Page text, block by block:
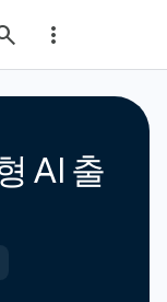
AI 출